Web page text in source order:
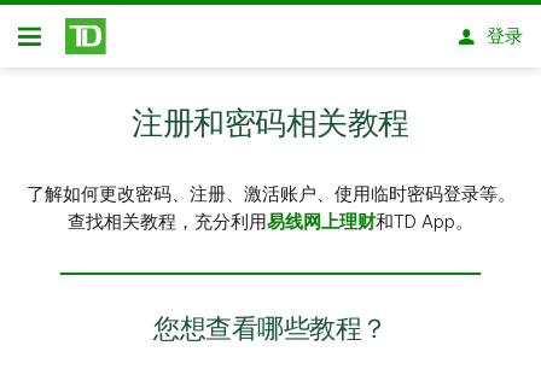
跳转到主要内容
开放式房屋贷款
登录
注册和密码相关教程
了解如何更改密码、注册、激活账户、使用临时密码登录等。
查找相关教程，充分利用易线网上理财和TD App。
您想查看哪些教程？